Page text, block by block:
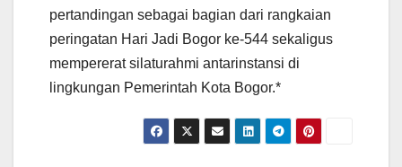
pertandingan sebagai bagian dari rangkaian
peringatan Hari Jadi Bogor ke-544 sekaligus
mempererat silaturahmi antarinstansi di
lingkungan Pemerintah Kota Bogor.*